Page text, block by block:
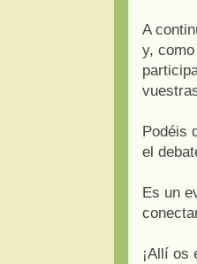
A
y,
Podéis
el
Es un
¡Allí os